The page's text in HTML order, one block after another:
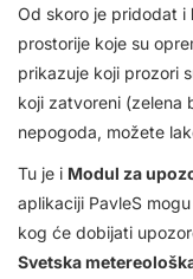
Od skoro je pridodat i
prostorije koje su
prikazuje koji prozori
koji zatvoreni (zelena
nepogoda, možete
Tu je i Modul za
aplikaciji PavleS
kog će dobijati
Svetska